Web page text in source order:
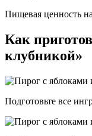
Пищевая ценность
Как
клубникой»
Подготовьте все